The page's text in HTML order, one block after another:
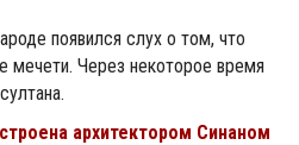
появился слух о том, что
мечети. Через некоторое время
архитектором Синаном